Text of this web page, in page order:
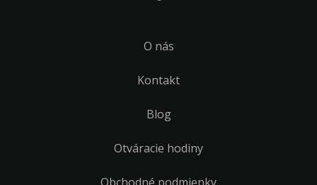
O nás
Kontakt
Blog
Otváracie hodiny